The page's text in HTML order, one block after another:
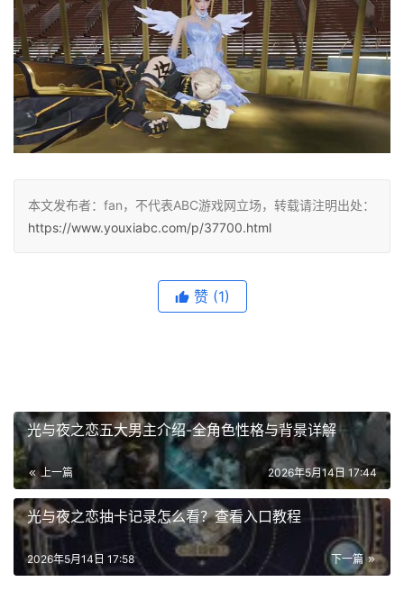
本文发布者：fan，不代表ABC游戏网立场，转载请注明出处：
https://www.youxiabc.com/p/37700.html
赞 (1)
光与夜之恋五大男主介绍-全角色性格与背景详解
上一篇 2026年5月14日 17:44
光与夜之恋抽卡记录怎么看？查看入口教程
下一篇
2026年5月14日 17:58